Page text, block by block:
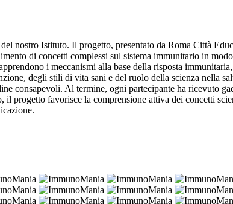
nostro Istituto. Il progetto, presentato da Roma Città
di concetti complessi sul sistema immunitario in
i meccanismi alla base della risposta
degli stili di vita sani e del ruolo della scienza nella
consapevoli. Al termine, ogni partecipante ha
il progetto favorisce la comprensione attiva dei concetti